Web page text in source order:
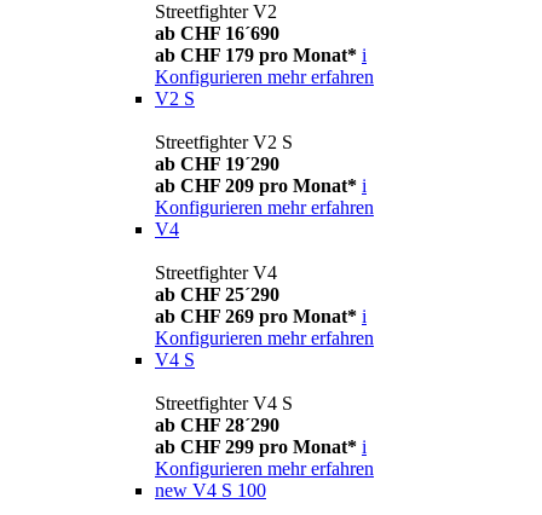
Streetfighter V2
ab CHF 16´690
ab CHF 179 pro Monat* i
Konfigurieren mehr erfahren
V2 S
Streetfighter V2 S
ab CHF 19´290
ab CHF 209 pro Monat* i
Konfigurieren mehr erfahren
V4
Streetfighter V4
ab CHF 25´290
ab CHF 269 pro Monat* i
Konfigurieren mehr erfahren
V4 S
Streetfighter V4 S
ab CHF 28´290
ab CHF 299 pro Monat* i
Konfigurieren mehr erfahren
new V4 S 100